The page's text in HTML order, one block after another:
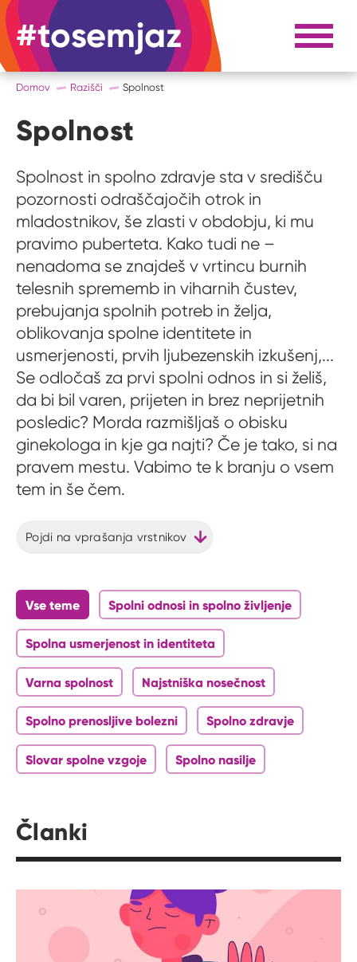
#tosemjaz #to sem jaz Razpri
Domov Razišči Spolnost
Spolnost
Spolnost in spolno zdravje sta v središču
pozornosti odraščajočih otrok in
mladostnikov, še zlasti v obdobju, ki mu
pravimo puberteta. Kako tudi ne –
nenadoma se znajdeš v vrtincu burnih
telesnih sprememb in viharnih čustev,
prebujanja spolnih potreb in želja,
oblikovanja spolne identitete in
usmerjenosti, prvih ljubezenskih izkušenj,...
Se odločaš za prvi spolni odnos in si želiš,
da bi bil varen, prijeten in brez neprijetnih
posledic? Morda razmišljaš o obisku
ginekologa in kje ga najti? Če je tako, si na
pravem mestu. Vabimo te k branju o vsem
tem in še čem.
Pojdi na vprašanja vrstnikov
Vse teme Spolni odnosi in spolno življenje
Spolna usmerjenost in identiteta
Varna spolnost Najstniška nosečnost
Spolno prenosljive bolezni Spolno zdravje
Slovar spolne vzgoje Spolno nasilje
Članki